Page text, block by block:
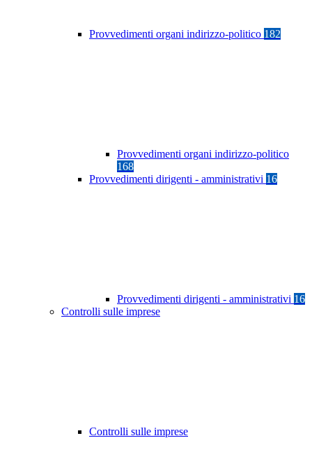
Provvedimenti organi indirizzo-politico 182
Provvedimenti organi indirizzo-politico
168
Provvedimenti dirigenti - amministrativi 16
Provvedimenti dirigenti - amministrativi 16
Controlli sulle imprese
Controlli sulle imprese